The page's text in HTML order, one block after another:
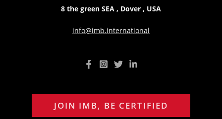
8 the green SEA , Dover , USA
info@imb.international
JOIN IMB, BE CERTIFIED